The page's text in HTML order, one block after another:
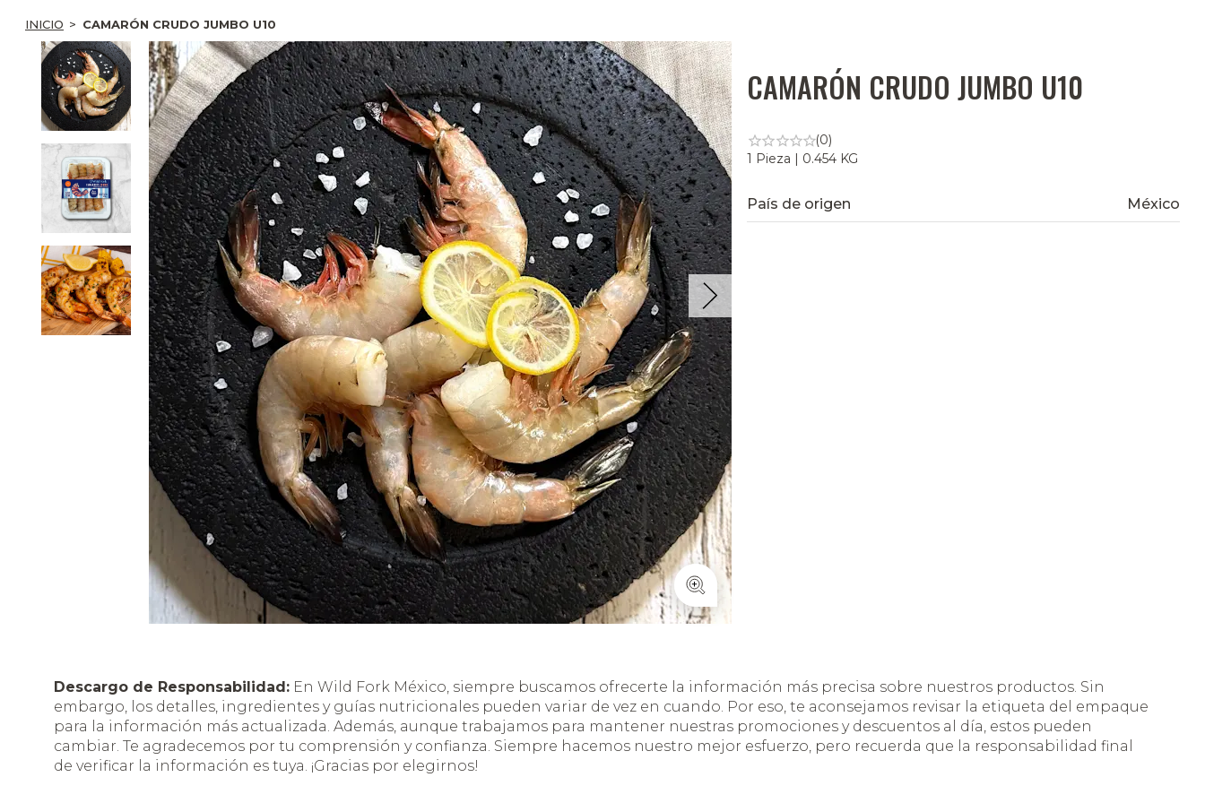
INICIO CAMARÓN CRUDO JUMBO U10
CAMARÓN CRUDO JUMBO U10
(0)
1 Pieza | 0.454 KG
País de origen México
Descargo de Responsabilidad: En Wild Fork México, siempre buscamos ofrecerte la información más precisa sobre nuestros productos. Sin
embargo, los detalles, ingredientes y guías nutricionales pueden variar de vez en cuando. Por eso, te aconsejamos revisar la etiqueta del empaque
para la información más actualizada. Además, aunque trabajamos para mantener nuestras promociones y descuentos al día, estos pueden
cambiar. Te agradecemos por tu comprensión y confianza. Siempre hacemos nuestro mejor esfuerzo, pero recuerda que la responsabilidad final
de verificar la información es tuya. ¡Gracias por elegirnos!